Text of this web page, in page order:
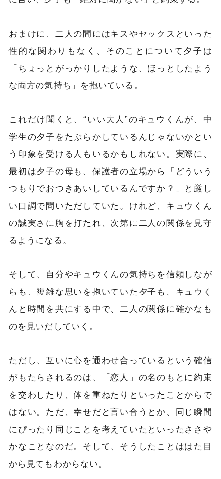
おまけに、二人の間にはキスやセックスといった
性的な関わりもなく、そのことについて夕子は
「ちょっとがっかりしたような、ほっとしたよう
な両方の気持ち」を抱いている。
これだけ聞くと、“いい大人”のキュウくんが、中
学生の夕子をたぶらかしているんじゃないかとい
う印象を受ける人もいるかもしれない。実際に、
最初は夕子の母も、保護者の立場から「どういう
つもりでおつきあいしているんですか？」と厳し
い口調で問いただしていた。けれど、キュウくん
の誠実さに胸を打たれ、次第に二人の関係を見守
るようになる。
そして、自分やキュウくんの気持ちを信頼しなが
らも、複雑な思いを抱いていた夕子も、キュウく
んと時間を共にする中で、二人の関係に確かなも
のを見いだしていく。
ただし、互いに心を通わせ合っているという確信
がもたらされるのは、「恋人」の名のもとに約束
を交わしたり、体を重ねたりといったことからで
はない。ただ、幸せだと言い合うとか、同じ瞬間
にぴったり同じことを考えていたといったささや
かなことなのだ。そして、そうしたことははた目
から見てもわからない。